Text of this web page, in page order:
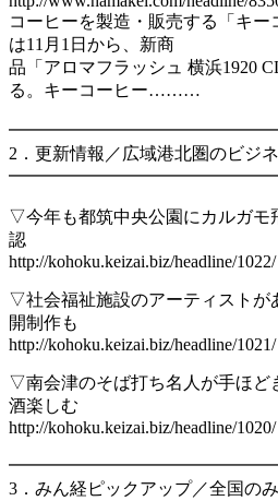
コーヒーを製造・販売する「キー
は11月1日から、新商
品「アロマフラッシュ 横浜1920
る。キーコーヒー………
2．更新情報／広域港北圏のビジ
▽今年も都筑中央公園にカルガモ
認
http://kohoku.keizai.biz/headline/1022/
▽社会福祉施設のアーティストが
開制作も
http://kohoku.keizai.biz/headline/1021/
▽南会津のそば打ち名人が手ほど
酒楽しむ
http://kohoku.keizai.biz/headline/1020/
3．みん経ピックアップ／全国の